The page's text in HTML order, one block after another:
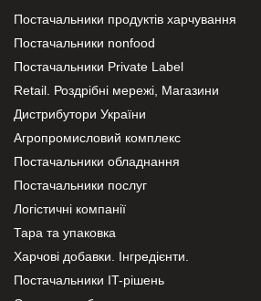
Постачальники продуктів харчування
Постачальники nonfood
Постачальники Private Label
Retail. Роздрібні мережі, Магазини
Дистрибутори України
Агропромисловий комплекс
Постачальники обладнання
Постачальники послуг
Логістичні компанії
Тара та упаковка
Харчові добавки. Інгредієнти.
Постачальники IT-рішень